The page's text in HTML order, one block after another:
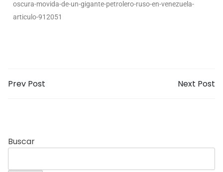
oscura-movida-de-un-gigante-petrolero-ruso-en-venezuela-
articulo-912051
Prev Post Next Post
Buscar